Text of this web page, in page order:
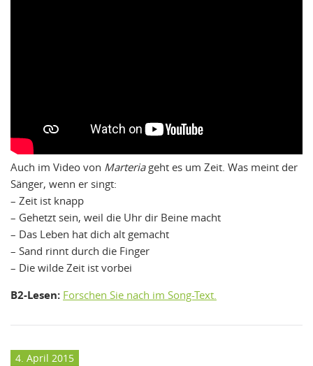
Auch im Video von Marteriageht es um Zeit. Was meint der
Sänger, wenn er singt:
– Zeit ist knapp
– Gehetzt sein, weil die Uhr dir Beine macht
– Das Leben hat dich alt gemacht
– Sand rinnt durch die Finger
– Die wilde Zeit ist vorbei
B2-Lesen: Forschen Sie nach im Song-Text.
4. April 2015